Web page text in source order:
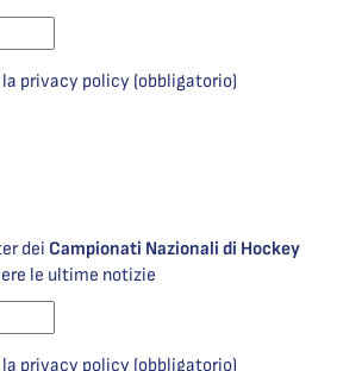
privacy policy (obbligatorio)
dei Campionati Nazionali di Hockey
le ultime notizie
privacy policy (obbligatorio)